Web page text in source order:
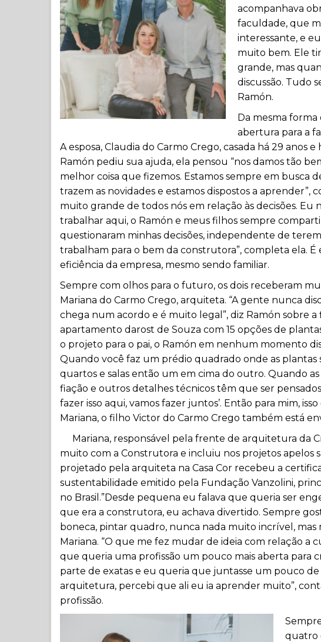
acompanhava
faculdade, que
interessante, e
muito bem. Ele
grande, mas
discussão. Tudo
Ramón.
Da mesma
abertura para a
A esposa, Claudia do Carmo Crego, casada há 29 anos
Ramón pediu sua ajuda, ela pensou “nos damos tão
melhor coisa que fizemos. Estamos sempre em busca
trazem as novidades e estamos dispostos a aprender”,
muito grande de todos nós em relação às decisões. Eu
trabalhar aqui, o Ramón e meus filhos sempre
questionaram minhas decisões, independente de
trabalham para o bem da construtora”, completa ela.
eficiência da empresa, mesmo sendo familiar.
Sempre com olhos para o futuro, os dois receberam
Mariana do Carmo Crego, arquiteta. “A gente nunca
chega num acordo e é muito legal”, diz Ramón sobre
apartamento darost de Souza com 15 opções de
o projeto para o pai, o Ramón em nenhum momento
Quando você faz um prédio quadrado onde as plantas
quartos e salas então um em cima do outro. Quando
fiação e outros detalhes técnicos têm que ser
fazer isso aqui, vamos fazer juntos’. Então para mim,
Mariana, o filho Victor do Carmo Crego também está
Mariana, responsável pela frente de arquitetura da
muito com a Construtora e incluiu nos projetos apelos
projetado pela arquiteta na Casa Cor recebeu a
sustentabilidade emitido pela Fundação Vanzolini,
no Brasil.”Desde pequena eu falava que queria ser
que era a construtora, eu achava divertido. Sempre
boneca, pintar quadro, nunca nada muito incrível, mas
Mariana. “O que me fez mudar de ideia com relação a
que queria uma profissão um pouco mais aberta para
parte de exatas e eu queria que juntasse um pouco
arquitetura, percebi que ali eu ia aprender muito”,
profissão.
quatro